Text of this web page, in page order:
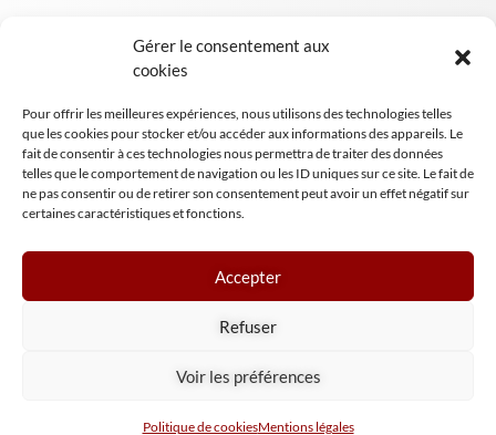
Gérer le consentement aux
cookies
Pour offrir les meilleures expériences, nous utilisons des technologies telles
que les cookies pour stocker et/ou accéder aux informations des appareils. Le
fait de consentir à ces technologies nous permettra de traiter des données
telles que le comportement de navigation ou les ID uniques sur ce site. Le fait de
ne pas consentir ou de retirer son consentement peut avoir un effet négatif sur
certaines caractéristiques et fonctions.
Accepter
Refuser
Voir les préférences
Politique de cookiesMentions légales
INSIGHT NPA
Mentions légales
Tous droits réservés NPA Conseil